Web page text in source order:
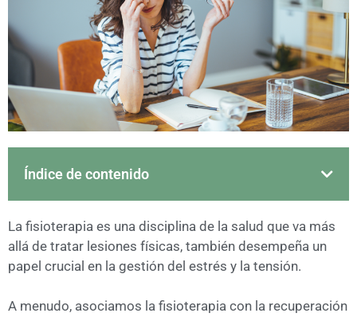
Índice de contenido
La fisioterapia es una disciplina de la salud que va más
allá de tratar lesiones físicas, también desempeña un
papel crucial en la gestión del estrés y la tensión.
A menudo, asociamos la fisioterapia con la recuperación